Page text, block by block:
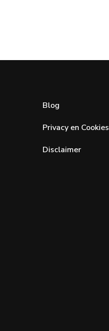
Blog
Privacy en Cookies
Disclaimer